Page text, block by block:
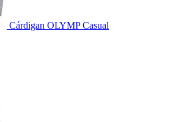
Cárdigan OLYMP Casual